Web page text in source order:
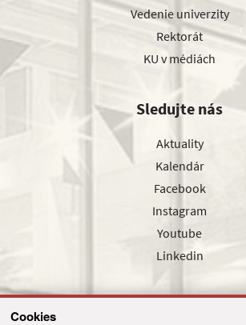
Cookies
Vedenie univerzity
Rektorát
KU v médiách
Sledujte nás
Aktuality
Kalendár
Facebook
Instagram
Youtube
Linkedin